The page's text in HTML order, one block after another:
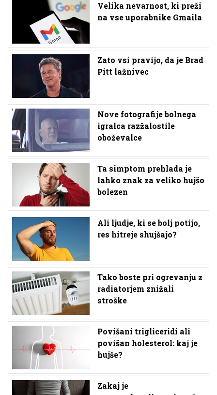
Velika nevarnost, ki preži
na vse uporabnike Gmaila
Zato vsi pravijo, da je Brad
Pitt lažnivec
Nove fotografije bolnega
igralca razžalostile
oboževalce
Ta simptom prehlada je
lahko znak za veliko hujšo
bolezen
Ali ljudje, ki se bolj potijo,
res hitreje shujšajo?
Tako boste pri ogrevanju z
radiatorjem znižali
stroške
Povišani trigliceridi ali
povišan holesterol: kaj je
hujše?
Zakaj je